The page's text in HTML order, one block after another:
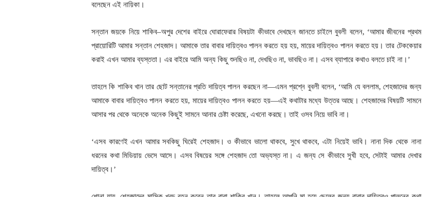
বলেছেন এই নায়িকা।
সন্তান জয়কে নিয়ে শাকিব–অপুর দেশের বাইরে ঘোরাফেরার বিষয়টা কীভাবে দেখছেন জানতে চাইলে বুবলী বলেন, ‘আমার জীবনের প্রথম
প্রায়োরিটি আমার সন্তান শেহজাদ। আমাকে তার বাবার দায়িত্বও পালন করতে হয় হয়, মায়ের দায়িত্বও পালন করতে হয়। তার টেককেয়ার
করাই এখন আমার ব্যস্ততা। এর বাইরে আমি অন্য কিছু শুনছিও না, দেখছিও না, ভাবছিও না। এসব ব্যাপারে কথাও বলতে চাই না।’
তাহলে কি শাকিব খান তার ছোট সন্তানের প্রতি দায়িত্ব পালন করছেন না—এমন প্রশ্নে বুবলী বলেন, ‘আমি যে বললাম, শেহজাদের জন্য
আমাকে বাবার দায়িত্বও পালন করতে হয়, মায়ের দায়িত্বও পালন করতে হয়—এই কথাটার মধ্যে উত্তর আছে। শেহজাদের বিষয়টি সামনে
আসার পর থেকে অনেকে অনেক কিছুই সামনে আনার চেষ্টা করেছে, এখনো করছে। তাই ওসব নিয়ে ভাবি না।
‘এসব কারণেই এখন আমার সবকিছু ঘিরেই শেহজাদ। ও কীভাবে ভালো থাকবে, সুখে থাকবে, এটা নিয়েই ভাবি। নানা দিক থেকে নানা
ধরনের কথা মিডিয়ায় ভেসে আসে। এসব বিষয়ের সঙ্গে শেহজাদ তো অভ্যস্ত না। এ জন্য সে কীভাবে সুখী হবে, সেটাই আমার দেখার
দায়িত্ব।’